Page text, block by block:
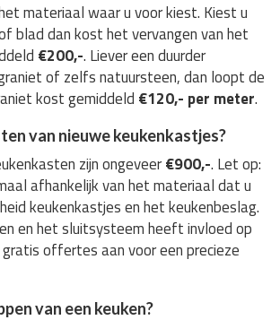
materiaal waar u voor kiest. Kiest u
blad dan kost het vervangen van het
€200,-. Liever een duurder
of zelfs natuursteen, dan loopt de
kost gemiddeld €120,- per meter.
van nieuwe keukenkastjes?
zijn ongeveer€900,-. Let op:
afhankelijk van het materiaal dat u
keukenkastjes en het keukenbeslag.
en het sluitsysteem heeft invloed op
offertes aan voor een precieze
van een keuken?